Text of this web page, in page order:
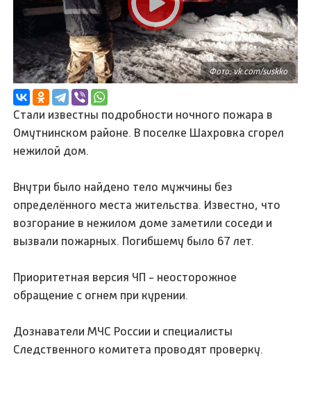
Фото: vk.com/suskko
Стали известны подробности ночного пожара в
Омутнинском районе. В поселке Шахровка сгорел
нежилой дом.
Внутри было найдено тело мужчины без
определённого места жительства. Известно, что
возгорание в нежилом доме заметили соседи и
вызвали пожарных. Погибшему было 67 лет.
Приоритетная версия ЧП - неосторожное
обращение с огнем при курении.
Дознаватели МЧС России и специалисты
Следственного комитета проводят проверку.